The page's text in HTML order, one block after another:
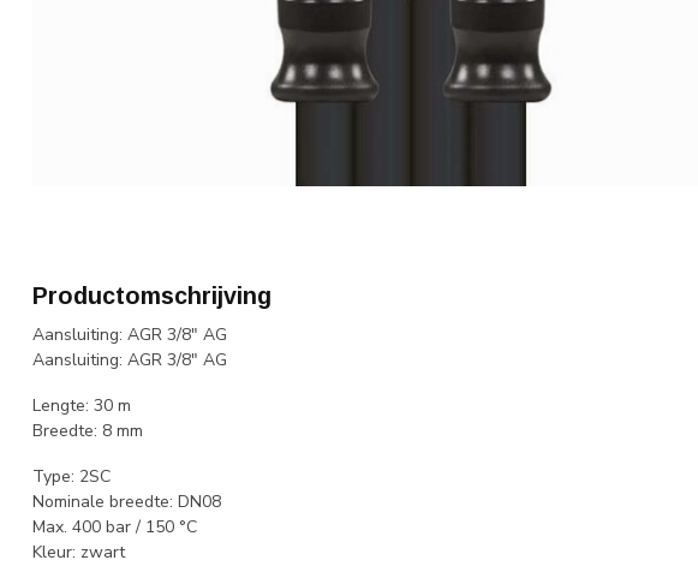
Productomschrijving
Aansluiting: AGR 3/8" AG
Aansluiting: AGR 3/8" AG
Lengte: 30 m
Breedte: 8 mm
Type: 2SC
Nominale breedte: DN08
Max. 400 bar / 150 °C
Kleur: zwart